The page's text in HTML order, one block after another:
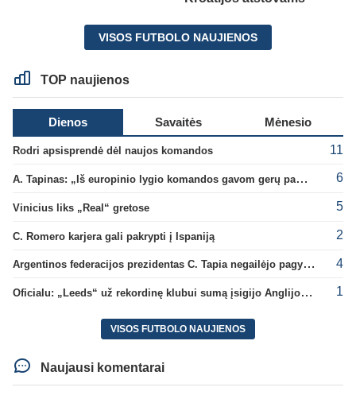
VISOS FUTBOLO NAUJIENOS
TOP naujienos
Dienos Savaitės Mėnesio
Rodri apsisprendė dėl naujos komandos 11
A. Tapinas: „Iš europinio lygio komandos gavom gerų pamokų“ 6
Vinicius liks „Real“ gretose 5
C. Romero karjera gali pakrypti į Ispaniją 2
Argentinos federacijos prezidentas C. Tapia negailėjo pagyrų G. Infantino 4
Oficialu: „Leeds“ už rekordinę klubui sumą įsigijo Anglijos rinktinės vartininką 1
VISOS FUTBOLO NAUJIENOS
Naujausi komentarai